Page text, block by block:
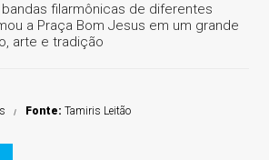
bandas filarmônicas de diferentes
a Praça Bom Jesus em um grande
arte e tradição
Fonte:Tamiris Leitão